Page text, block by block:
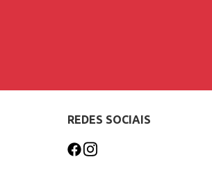
REDES SOCIAIS